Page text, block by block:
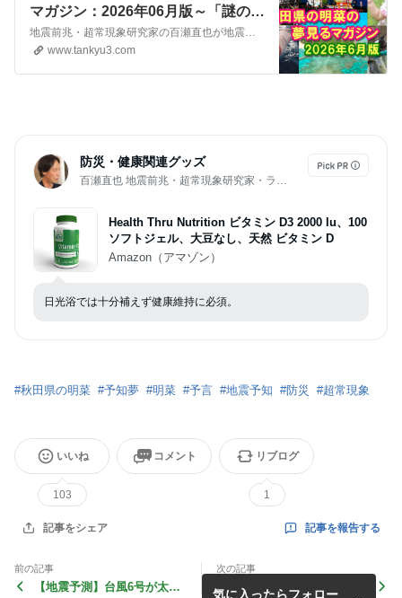
マガジン：2026年06月版～「謎の症
状」に注意
地震前兆・超常現象研究家の百瀬直也が地震予知・災害・防災・予言などを探求するWeb/ブログ
www.tankyu3.com
防災・健康関連グッズ
百瀬直也 地震前兆・超常現象研究家・ライター・ブロガー
Health Thru Nutrition ビタミン D3 2000 Iu、100
ソフトジェル、大豆なし、天然 ビタミン D
Amazon（アマゾン）
日光浴では十分補えず健康維持に必須。
#秋田県の明菜 #予知夢 #明菜 #予言 #地震予知 #防災 #超常現象
いいね
103
コメント リブログ
1
記事をシェア 記事を報告する
前の記事
【地震予測】台風6号が太平
次の記事
【地震前兆】林湧森氏・リシ
気に入ったらフォロー